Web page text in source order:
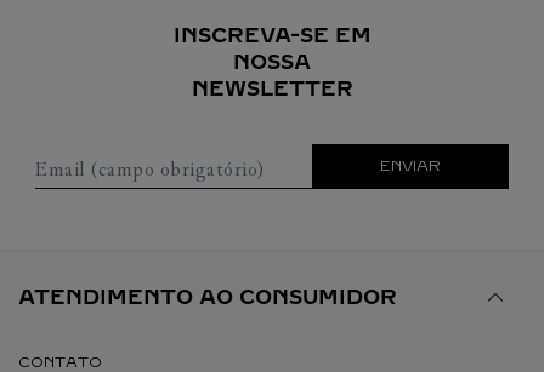
INSCREVA-SE EM
NOSSA
NEWSLETTER
Email (campo obrigatório) ENVIAR
ATENDIMENTO AO CONSUMIDOR
CONTATO